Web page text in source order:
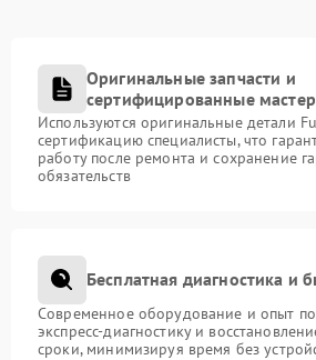
Оригинальные запчасти и
сертифицированные
Используются оригинальные детали
сертификацию специалисты, что
работу после ремонта и сохранение
обязательств
Бесплатная диагностика и
Современное оборудование и опыт
экспресс-диагностику и
сроки, минимизируя время без